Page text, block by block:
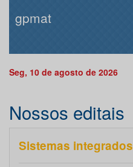
gpmat
Seg, 10 de agosto de 2026
Nossos editais
Sistemas integrados